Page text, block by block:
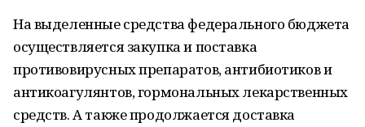
На выделенные средства федерального бюджета
осуществляется закупка и поставка
противовирусных препаратов, антибиотиков и
антикоагулянтов, гормональных лекарственных
средств. А также продолжается доставка